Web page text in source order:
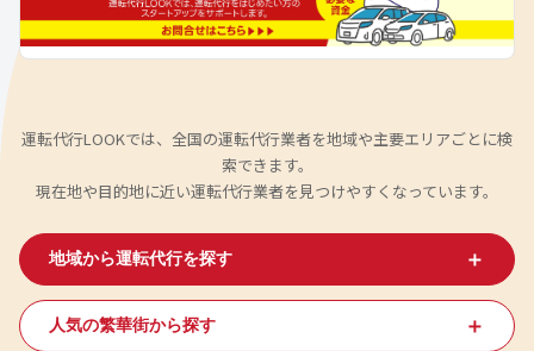
運転代行LOOKでは、全国の運転代行業者を地域や主要エリアごとに検
索できます。
現在地や目的地に近い運転代行業者を見つけやすくなっています。
地域から運転代行を探す ＋
人気の繁華街から探す ＋